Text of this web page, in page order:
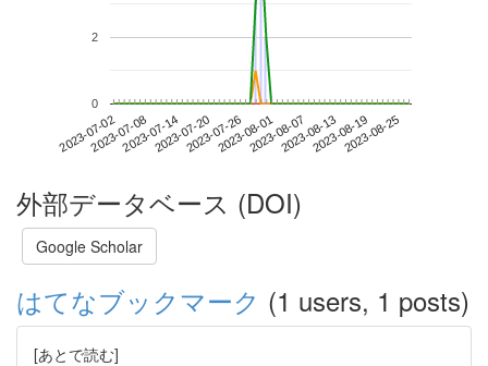
2023-07-022023-07-082023-07-142023-07-202023-07-262023-08-012023-08-072023-08-132023-08-192023-08-25
0
2
外部データベース (DOI)
Google Scholar
はてなブックマーク (1 users, 1 posts)
[あとで読む]